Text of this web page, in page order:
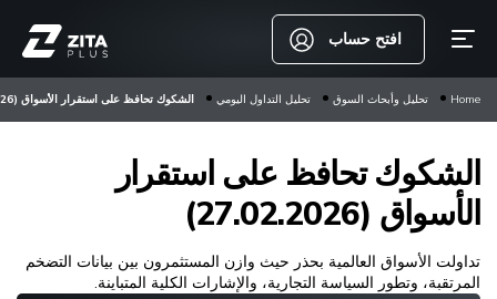
افتح حساب
Home تحليل وأبحاث السوق تحليل التداول اليومي الشكوك تحافظ على استقرار الأسواق (27.02.2026)
الشكوك تحافظ على استقرار
الأسواق (27.02.2026)
تداولت الأسواق العالمية بحذر حيث وازن المستثمرون بين بيانات التضخم
المرتقبة، وتطور السياسة التجارية، والإشارات الكلية المتباينة.